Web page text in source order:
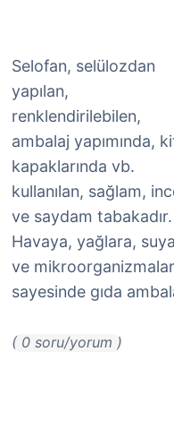
Selofan, selülozdan
yapılan,
renklendirilebilen,
ambalaj yapımında,
kapaklarında vb.
kullanılan, sağlam,
ve saydam tabakadır.
Havaya, yağlara, suya
ve
sayesinde gıda
( 0 soru/yorum )